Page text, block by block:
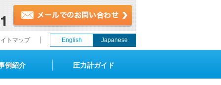
トマップ English Japanese
例紹介 圧力計ガイド